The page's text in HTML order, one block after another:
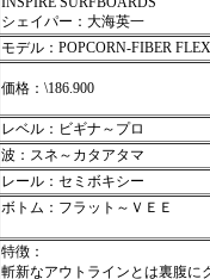
シェイパー：大海英一
モデル：POPCORN-FIBER FLEX
価格：\186.900
レベル：ビギナ～プロ
波：スネ～カタアタマ
レール：セミボキシー
ボトム：フラット～ＶＥＥ
特徴：
斬新なアウトラインとは裏腹に